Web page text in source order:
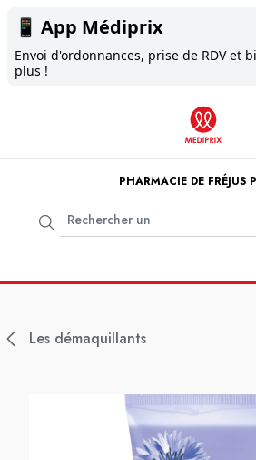
📱 App Médiprix
Envoi d'ordonnances, prise de RDV et
plus !
PHARMACIE DE FRÉJUS
Les démaquillants